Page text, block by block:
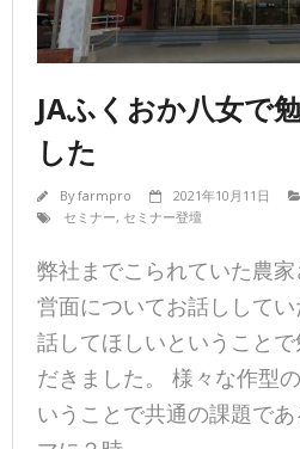
JAふくおか八女で
した
Byfarmpro 2021年10月11日
セミナー, セミナー登壇
弊社までこられていた農
営面についてお話しして
話してほしいということ
だきました。 様々な作型
いうことで共通の課題で